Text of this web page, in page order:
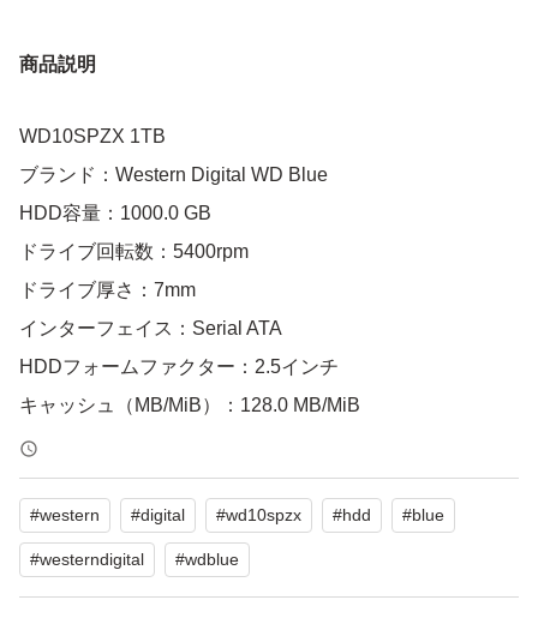
商品説明
WD10SPZX 1TB
ブランド：Western Digital WD Blue
HDD容量：1000.0 GB
ドライブ回転数：5400rpm
ドライブ厚さ：7mm
インターフェイス：Serial ATA
HDDフォームファクター：2.5インチ
キャッシュ（MB/MiB）：128.0 MB/MiB
たくさんの出品物の中からおいでくださりありがとう御座
います。
タイトルのウエスタンデジタル ブルー 1TB HDDで御座い
#western #digital #wd10spzx #hdd #blue
#westerndigital #wdblue